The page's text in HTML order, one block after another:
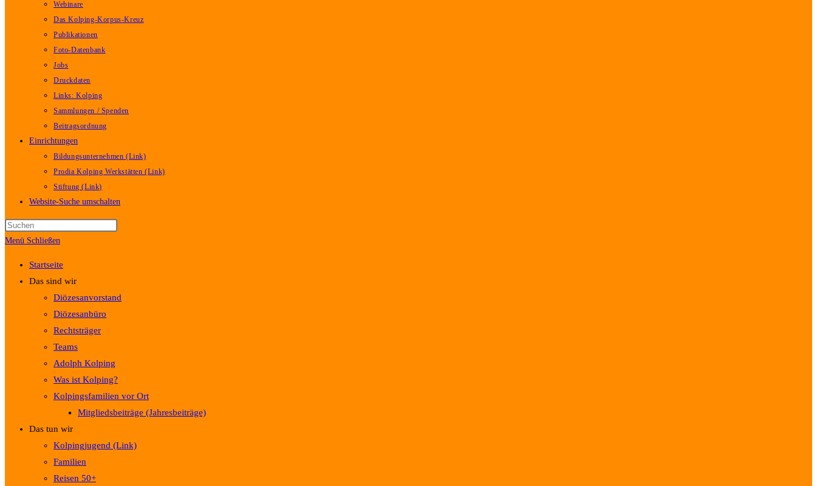
Webinare
Das Kolping-Korpus-Kreuz
Publikationen
Foto-Datenbank
Jobs
Druckdaten
Links: Kolping
Sammlungen / Spenden
Beitragsordnung
Einrichtungen
Bildungsunternehmen (Link)
Prodia Kolping Werkstätten (Link)
Stiftung (Link)
Website-Suche umschalten
Menü Schließen
Startseite
Das sind wir
Diözesanvorstand
Diözesanbüro
Rechtsträger
Teams
Adolph Kolping
Was ist Kolping?
Kolpingsfamilien vor Ort
Mitgliedsbeiträge (Jahresbeiträge)
Das tun wir
Kolpingjugend (Link)
Familien
Reisen 50+